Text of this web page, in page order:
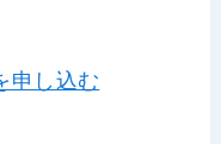
申し込む